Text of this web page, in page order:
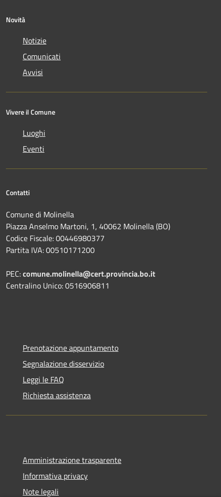
Novità
Notizie
Comunicati
Avvisi
Vivere il Comune
Luoghi
Eventi
Contatti
Comune di Molinella
Piazza Anselmo Martoni, 1, 40062 Molinella (BO)
Codice Fiscale: 00446980377
Partita IVA: 00510171200
PEC:comune.molinella@cert.provincia.bo.it
Centralino Unico: 0516906811
Prenotazione appuntamento
Segnalazione disservizio
Leggi le FAQ
Richiesta assistenza
Amministrazione trasparente
Informativa privacy
Note legali